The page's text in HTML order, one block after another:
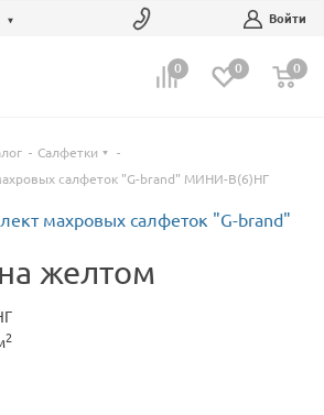
Войти
0 0 0
Салфетки
салфеток "G-brand" МИНИ-В(6)НГ
махровых салфеток "G-brand"
желтом
2